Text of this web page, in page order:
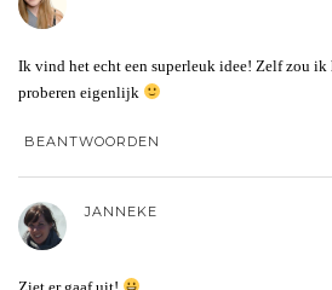
Ik vind het echt een superleuk idee! Zelf zou
proberen eigenlijk
BEANTWOORDEN
JANNEKE